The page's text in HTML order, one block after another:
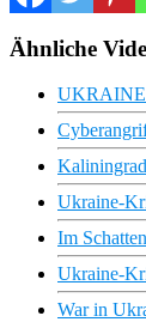
Ähnliche
UKRAINE
Ukraine-
Im
Ukraine-
War in